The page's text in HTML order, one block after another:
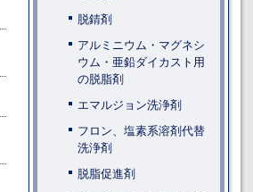
脱錆剤
アルミニウム・マグネシ
ウム・亜鉛ダイカスト用
の脱脂剤
エマルジョン洗浄剤
フロン、塩素系溶剤代替
洗浄剤
脱脂促進剤